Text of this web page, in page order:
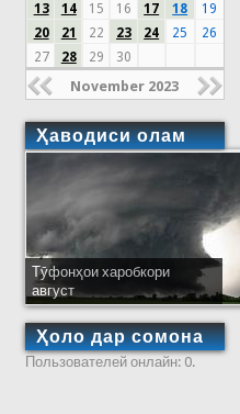
13
14 15 16 17 18
19
20
21 22 23 24 25
26
27
28 29 30
November 2023
Ҳаводиси олам
Тӯфонҳои харобкори
август
Ҳоло дар сомона
Пользователей онлайн: 0.